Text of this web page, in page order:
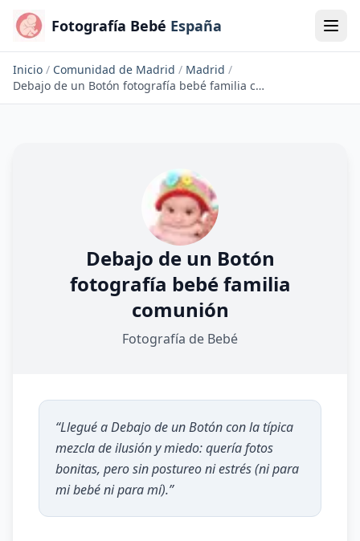
Fotografía Bebé España
Inicio / Comunidad de Madrid / Madrid /
Debajo de un Botón fotografía bebé familia comunión
Debajo de un Botón
fotografía bebé familia
comunión
Fotografía de Bebé
“Llegué a Debajo de un Botón con la típica
mezcla de ilusión y miedo: quería fotos
bonitas, pero sin postureo ni estrés (ni para
mi bebé ni para mí).”